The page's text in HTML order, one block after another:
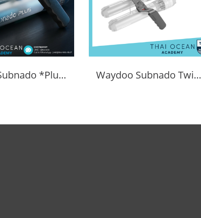
Waydoo Subnado *Plus* Underwater Scooter Waydoo Subnado Twin Engine Handle Bar